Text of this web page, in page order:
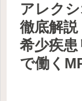
アレク
徹底解説
希少疾
で働く